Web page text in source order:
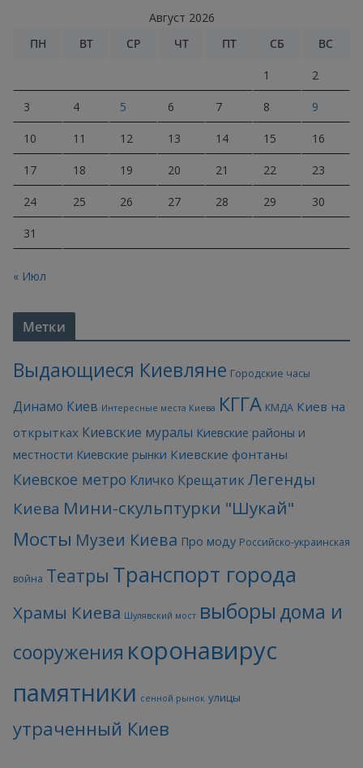
Август 2026
ПН
ВТ СР ЧТ ПТ СБ ВС
1 2
3 4 5 6 7 8 9
10 11 12 13 14 15 16
17 18 19 20 21 22 23
24 25 26 27 28 29 30
31
« Июл
Метки
Выдающиеся Киевляне Городские часы
Динамо Киев Интересные места Киева КГГА КМДА Киев на
открытках Киевские муралы Киевские районы и
местности Киевские рынки Киевские фонтаны
Киевское метро Кличко КрещатикЛегенды
Киева Мини-скульптурки "Шукай"
Мосты Музеи Киева Про моду Российско-украинская
война Театры Транспорт города
Храмы Киева Шулявский мост выборы дома и
сооружения коронавирус
памятники сенной рынок улицы
утраченный Киев